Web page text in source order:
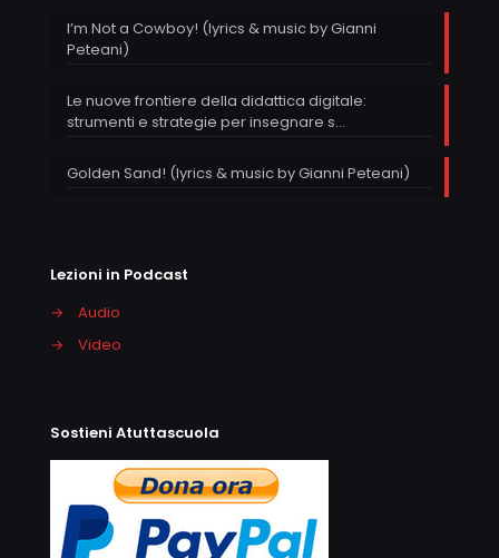
I’m Not a Cowboy! (lyrics & music by Gianni
Peteani)
Le nuove frontiere della didattica digitale:
strumenti e strategie per insegnare s…
Golden Sand! (lyrics & music by Gianni Peteani)
Lezioni in Podcast
→
Audio
→
Video
Sostieni Atuttascuola